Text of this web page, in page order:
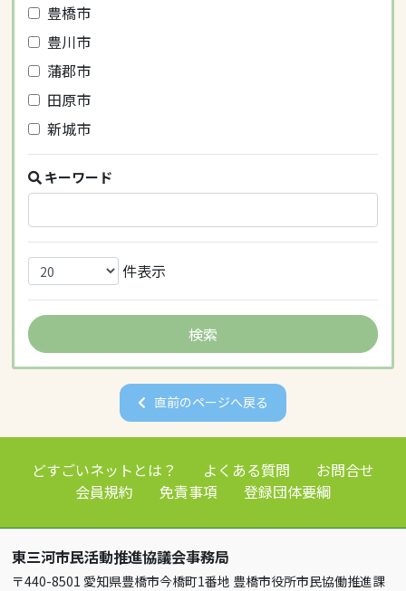
豊橋市
豊川市
蒲郡市
田原市
新城市
キーワード
件表示
直前のページへ戻る
どすごいネットとは？ よくある質問
お問合せ
会員規約
免責事項 登録団体要綱
東三河市民活動推進協議会事務局
〒440-8501 愛知県豊橋市今橋町1番地 豊橋市役所市民協働推進課